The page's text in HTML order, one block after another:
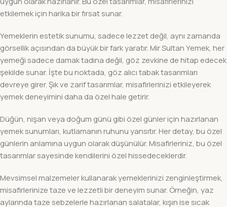
etkilemek için harika bir fırsat sunar.
Yemeklerin estetik sunumu, sadece lezzet değil, aynı zamanda
görsellik açısından da büyük bir fark yaratır. Mir Sultan Yemek, her
yemeği sadece damak tadına değil, göz zevkine de hitap edecek
şekilde sunar. İşte bu noktada, göz alıcı tabak tasarımları
devreye girer. Şık ve zarif tasarımlar, misafirlerinizi etkileyerek
yemek deneyimini daha da özel hale getirir.
Düğün, nişan veya doğum günü gibi özel günler için hazırlanan
yemek sunumları, kutlamanın ruhunu yansıtır. Her detay, bu özel
günlerin anlamına uygun olarak düşünülür. Misafirleriniz, bu özel
tasarımlar sayesinde kendilerini özel hissedeceklerdir.
Mevsimsel malzemeler kullanarak yemeklerinizi zenginleştirmek,
misafirlerinize taze ve lezzetli bir deneyim sunar. Örneğin, yaz
aylarında taze sebzelerle hazırlanan salatalar, kışın ise sıcak